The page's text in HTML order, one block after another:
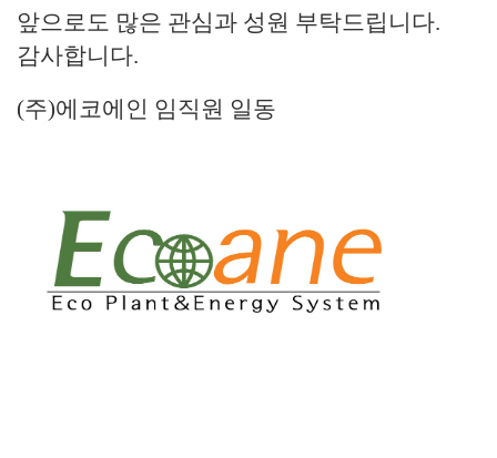
앞으로도 많은 관심과 성원 부탁드립니다.
감사합니다.
(주)에코에인 임직원 일동